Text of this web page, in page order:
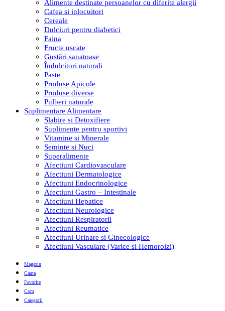
Alimente destinate persoanelor cu diferite alergii
Cafea si inlocuitori
Cereale
Dulciuri pentru diabetici
Faina
Fructe uscate
Gustări sanatoase
Îndulcitori naturali
Paste
Produse Apicole
Produse diverse
Pulberi naturale
Suplimentare Alimentare
Slabire si Detoxifiere
Suplimente pentru sportivi
Vitamine si Minerale
Seminte si Nuci
Superalimente
Afectiuni Cardiovasculare
Afectiuni Dermatologice
Afectiuni Endocrinologice
Afectiuni Gastro – Intestinale
Afectiuni Hepatice
Afectiuni Neurologice
Afectiuni Respiratorii
Afectiuni Reumatice
Afectiuni Urinare si Ginecologice
Afectiuni Vasculare (Varice si Hemoroizi)
Magazin
Cauta
Favorite
Cont
Categorii